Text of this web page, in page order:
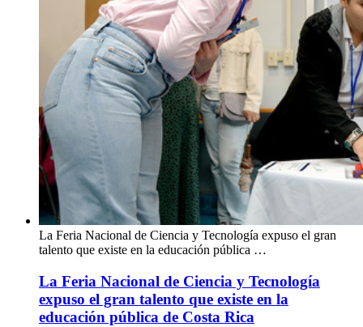
La Feria Nacional de Ciencia y Tecnología expuso el gran
talento que existe en la educación pública …
La Feria Nacional de Ciencia y Tecnología
expuso el gran talento que existe en la
educación pública de Costa Rica